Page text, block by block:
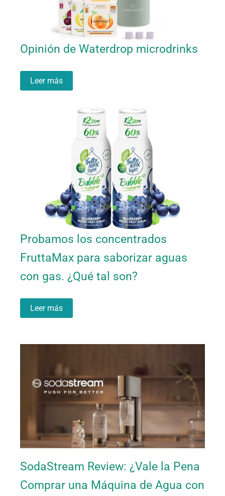
Opinión de Waterdrop microdrinks
Leer más
Probamos los concentrados
FruttaMax para saborizar aguas
con gas. ¿Qué tal son?
Leer más
SodaStream Review: ¿Vale la Pena
Comprar una Máquina de Agua con